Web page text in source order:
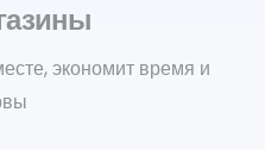
экономит время и